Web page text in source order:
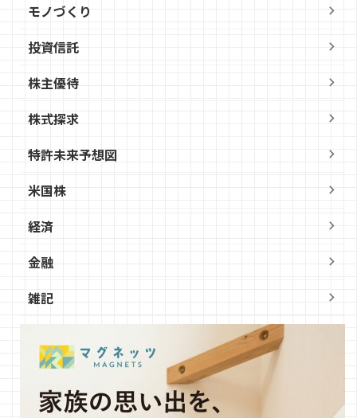
モノづくり
投資信託
株主優待
株式探求
特許未来予想図
米国株
経済
金融
雑記